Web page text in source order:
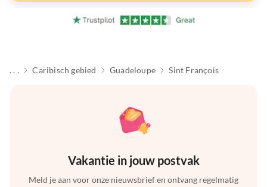
. . . Caribisch gebied Guadeloupe Sint François
Vakantie in jouw postvak
Meld je aan voor onze nieuwsbrief en ontvang regelmatig